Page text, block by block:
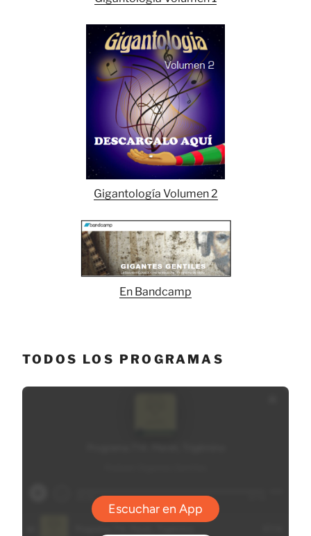
Gigantología Volumen 2
En Bandcamp
TODOS LOS PROGRAMAS